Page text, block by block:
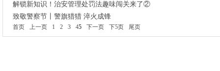
解锁新知识！治安管理处罚法趣味闯关来了②
致敬警察节丨警旗猎猎 淬火成锋
首页 上一页 1 2 3 45 下一页 下5页 尾页